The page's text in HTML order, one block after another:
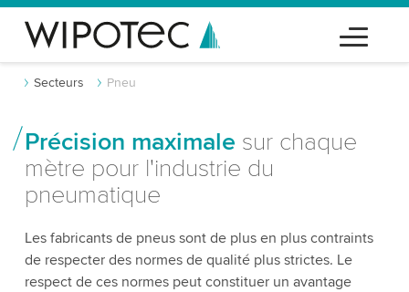
Secteurs Pneu
Précision maximale sur chaque
mètre pour l'industrie du
pneumatique
Les fabricants de pneus sont de plus en plus contraints
de respecter des normes de qualité plus strictes. Le
respect de ces normes peut constituer un avantage